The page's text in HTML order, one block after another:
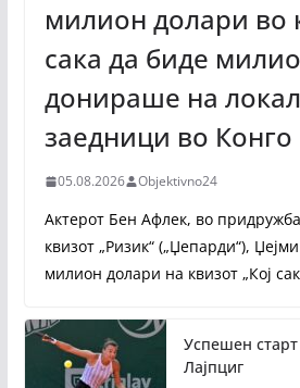
милион долари во
сака да биде
донираше на
заедници во Конго
05.08.2026 Objektivno24
Актерот Бен Афлек, во
квизот „Ризик“ („Џепарди“),
милион долари на квизот „Кој
Успешен
Лајпциг